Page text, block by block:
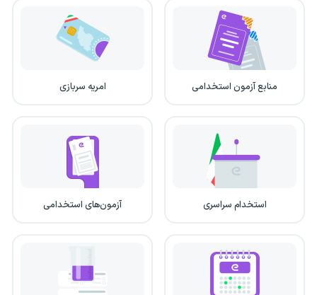
منابع آزمون استخدامی امریه سربازی
استخدام سراسری آزمون‌های استخدامی